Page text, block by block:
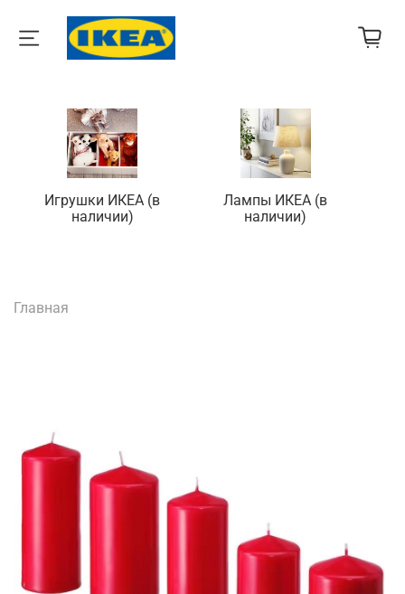
Игрушки ИКЕА (в
наличии)
Лампы ИКЕА (в
наличии)
Главная